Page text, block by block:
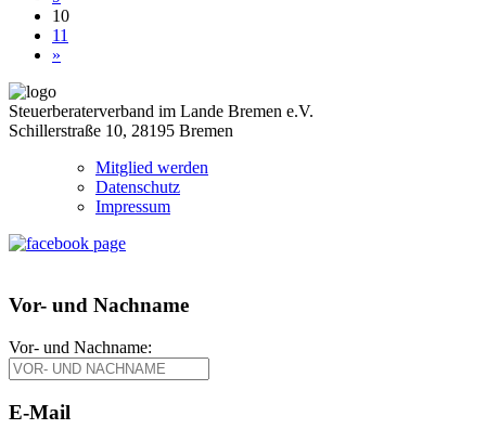
10
11
»
Steuerberaterverband im Lande Bremen e.V.
Schillerstraße 10, 28195 Bremen
Mitglied werden
Datenschutz
Impressum
Vor- und Nachname
Vor- und Nachname:
E-Mail